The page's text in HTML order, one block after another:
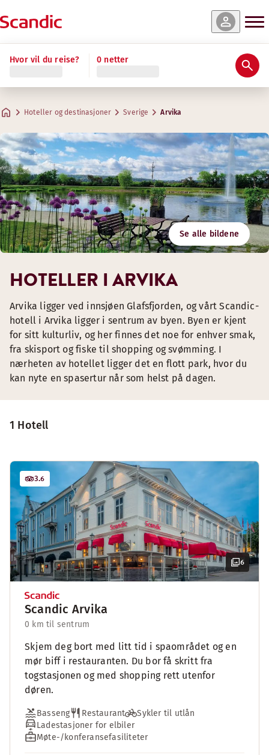
Hvor vil du reise? 0 netter
Hoteller og destinasjoner Sverige Arvika
Se alle bildene
1 Hotell
6
3.6
Scandic Arvika
0 km til sentrum
Skjem deg bort med litt tid i spaområdet og en
mør biff i restauranten. Du bor få skritt fra
togstasjonen og med shopping rett utenfor
døren.
Basseng Restaurant
Sykler til utlån
Ladestasjoner for elbiler
Møte-/konferansefasiliteter
HOTELLER I ARVIKA
Arvika ligger ved innsjøen Glafsfjorden, og vårt Scandic-
hotell i Arvika ligger i sentrum av byen. Byen er kjent
for sitt kulturliv, og her finnes det noe for enhver smak,
fra skisport og fiske til shopping og svømming. I
nærheten av hotellet ligger det en flott park, hvor du
kan nyte en spasertur når som helst på dagen.